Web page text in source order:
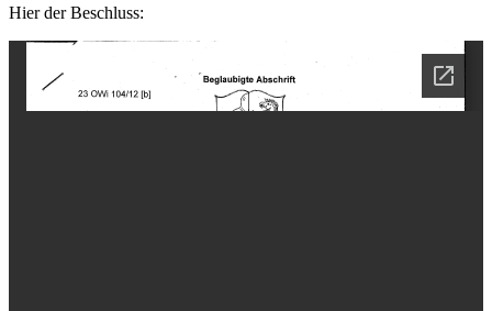
Hier der Beschluss: